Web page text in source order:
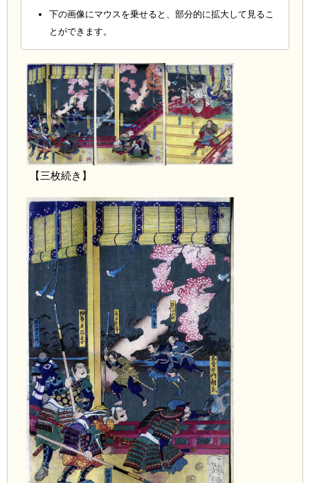
下の画像にマウスを乗せると、部分的に拡大して見るこ
とができます。
【三枚続き】